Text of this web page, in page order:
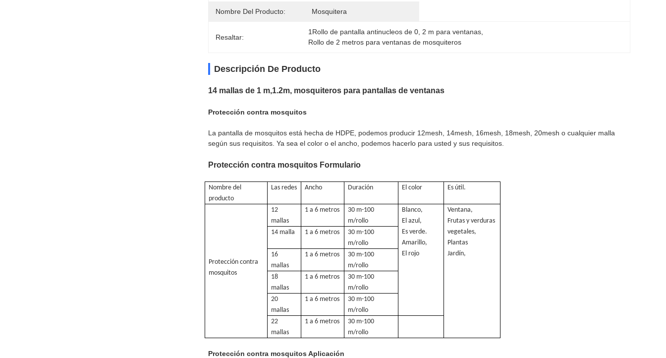
Nombre Del Producto: Mosquitera
Resaltar:
1Rollo de pantalla antinucleos de 0 2 m para ventanas
Rollo de 2 metros para ventanas de mosquiteros
Descripción De Producto
14 mallas de 1 m,1.2m, mosquiteros para pantallas de ventanas
Protección contra mosquitos
La pantalla de mosquitos está hecha de HDPE, podemos producir 12mesh, 14mesh, 16mesh, 18mesh, 20mesh o cualquier malla
según sus requisitos. Ya sea el color o el ancho, podemos hacerlo para usted y sus requisitos.
Protección contra mosquitos Formulario
Nombre del
producto
Las redes Ancho Duración El color Es útil.
Protección contra
mosquitos
12
mallas
1 a 6 metros
30 m-100
m/rollo
Blanco,
El azul,
Es verde.
Amarillo,
El rojo
Ventana,
Frutas y verduras
vegetales,
Plantas
Jardín,
14 malla 1 a 6 metros
30 m-100
m/rollo
16
mallas
1 a 6 metros
30 m-100
m/rollo
18
mallas
1 a 6 metros
30 m-100
m/rollo
20
mallas
1 a 6 metros
30 m-100
m/rollo
22
mallas
1 a 6 metros
30 m-100
m/rollo
Protección contra mosquitos Aplicación